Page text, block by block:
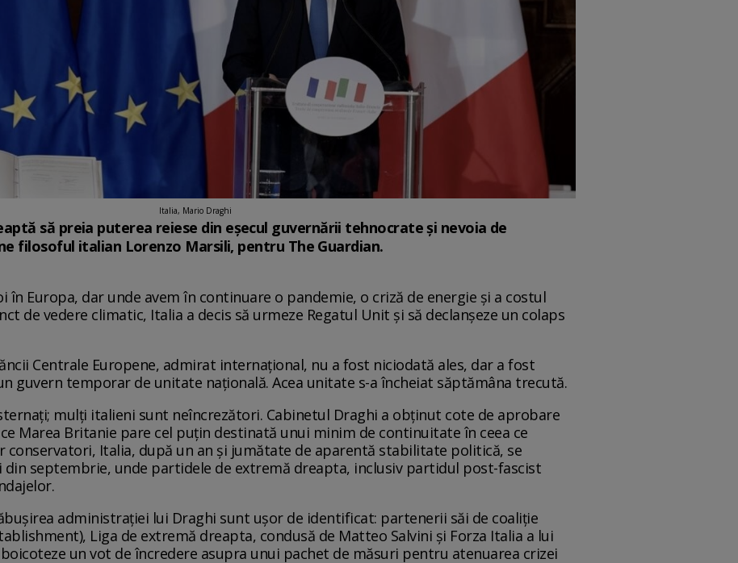
Italia, Mario Draghi
să preia puterea reiese din eșecul guvernării tehnocrate și nevoia de
filosoful italian Lorenzo Marsili, pentru The Guardian.
Europa, dar unde avem în continuare o pandemie, o criză de energie și a costul
de vedere climatic, Italia a decis să urmeze Regatul Unit și să declanșeze un colaps
Centrale Europene, admirat internațional, nu a fost niciodată ales, dar a fost
guvern temporar de unitate națională. Acea unitate s-a încheiat săptămâna trecută.
mulți italieni sunt neîncrezători. Cabinetul Draghi a obținut cote de aprobare
Marea Britanie pare cel puțin destinată unui minim de continuitate în ceea ce
conservatori, Italia, după un an și jumătate de aparentă stabilitate politică, se
septembrie, unde partidele de extremă dreapta, inclusiv partidul post-fascist
administrației lui Draghi sunt ușor de identificat: partenerii săi de coaliție
Liga de extremă dreapta, condusă de Matteo Salvini și Forza Italia a lui
un vot de încredere asupra unui pachet de măsuri pentru atenuarea crizei